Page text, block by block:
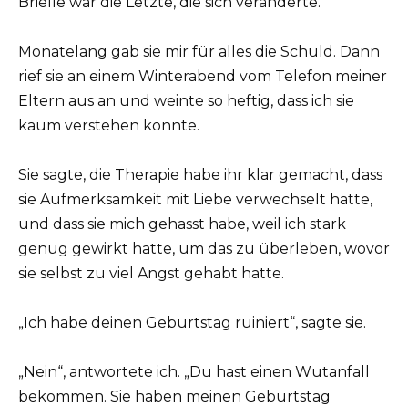
Monatelang gab sie mir für alles die Schuld. Dann
rief sie an einem Winterabend vom Telefon meiner
Eltern aus an und weinte so heftig, dass ich sie
kaum verstehen konnte.
Sie sagte, die Therapie habe ihr klar gemacht, dass
sie Aufmerksamkeit mit Liebe verwechselt hatte,
und dass sie mich gehasst habe, weil ich stark
genug gewirkt hatte, um das zu überleben, wovor
sie selbst zu viel Angst gehabt hatte.
„Ich habe deinen Geburtstag ruiniert“, sagte sie.
„Nein“, antwortete ich. „Du hast einen Wutanfall
bekommen. Sie haben meinen Geburtstag